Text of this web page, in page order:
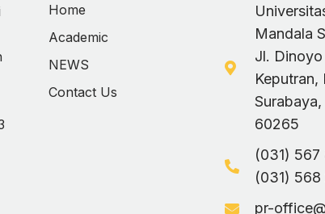
Home
Academic
NEWS
Contact Us
Mandala
Jl.
Keputran,
60265
(031) 567
(031) 568
pr-